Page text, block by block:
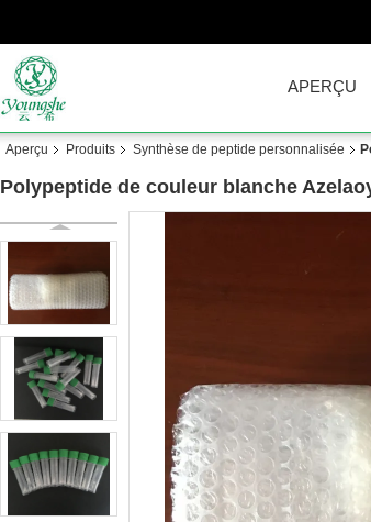
APERÇU
Aperçu Produits Synthèse de peptide personnalisée
Polypeptide de couleur blanche